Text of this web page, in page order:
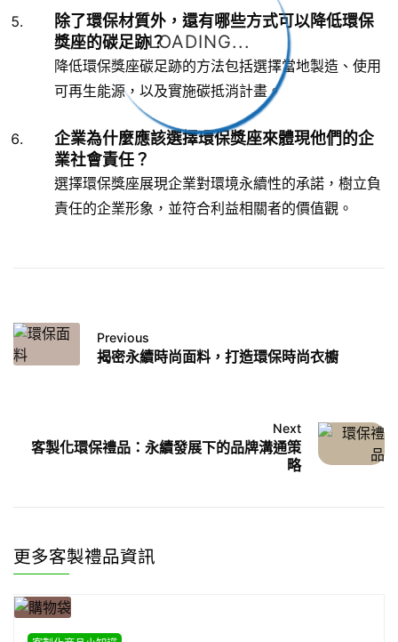
LOADING...
除了環保材質外，還有哪些方式可以降低環保
獎座的碳足跡？
降低環保獎座碳足跡的方法包括選擇當地製造、使用
可再生能源，以及實施碳抵消計畫。
企業為什麼應該選擇環保獎座來體現他們的企
業社會責任？
選擇環保獎座展現企業對環境永續性的承諾，樹立負
責任的企業形象，並符合利益相關者的價值觀。
Previous
揭密永續時尚面料，打造環保時尚衣櫥
Next
客製化環保禮品：永續發展下的品牌溝通策
略
更多客製禮品資訊